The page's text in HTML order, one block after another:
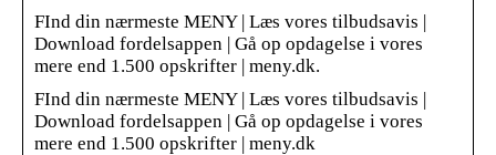
FInd din nærmeste MENY | Læs vores tilbudsavis |
Download fordelsappen | Gå op opdagelse i vores
mere end 1.500 opskrifter | meny.dk.
FInd din nærmeste MENY | Læs vores tilbudsavis |
Download fordelsappen | Gå op opdagelse i vores
mere end 1.500 opskrifter | meny.dk